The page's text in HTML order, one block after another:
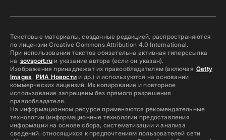
Текстовые материалы, созданные редакцией, распространяются
по лицензии Creative Commons Attribution 4.0 International.
При использовании текстов обязательна активная гиперссылка
на sovsport.ruи указание автора (если он указан).
Изображения принадлежат их правообладателям (включая Getty
Images, РИА Новостии др.) и используются на основании
коммерческих лицензий. Их копирование и повторное
использование запрещены без прямого разрешения
правообладателя.
На информационном ресурсе применяются рекомендательные
технологии (информационные технологии предоставления
информации на основе сбора, систематизации и анализа
сведений, относящихся к предпочтениям пользователей сети